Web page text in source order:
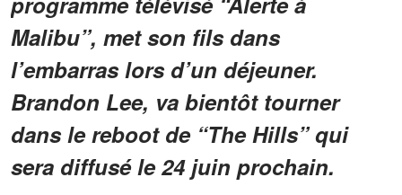
Malibu”, met son fils dans
l’embarras lors d’un déjeuner.
Brandon Lee, va bientôt tourner
dans le reboot de “The Hills” qui
sera diffusé le 24 juin prochain.